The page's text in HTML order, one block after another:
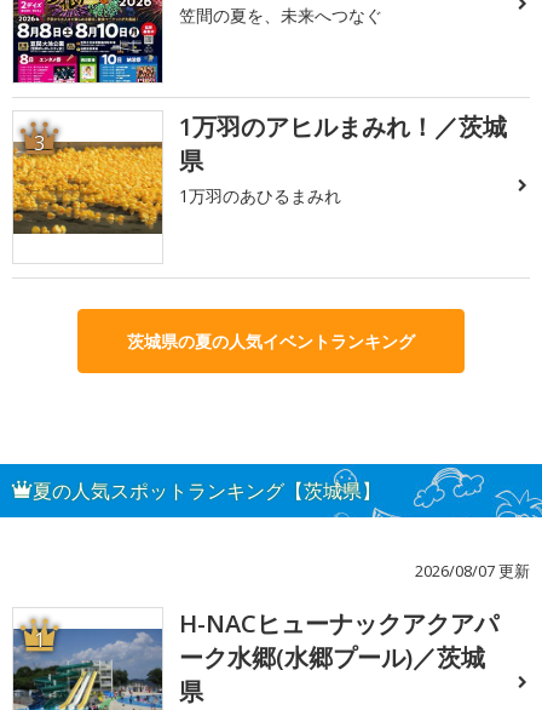
笠間の夏を、未来へつなぐ
3
1万羽のアヒルまみれ！／茨城
県
1万羽のあひるまみれ
茨城県の夏の人気イベントランキング
夏の人気スポットランキング【茨城県】
2026/08/07 更新
1
H-NACヒューナックアクアパ
ーク水郷(水郷プール)／茨城
県